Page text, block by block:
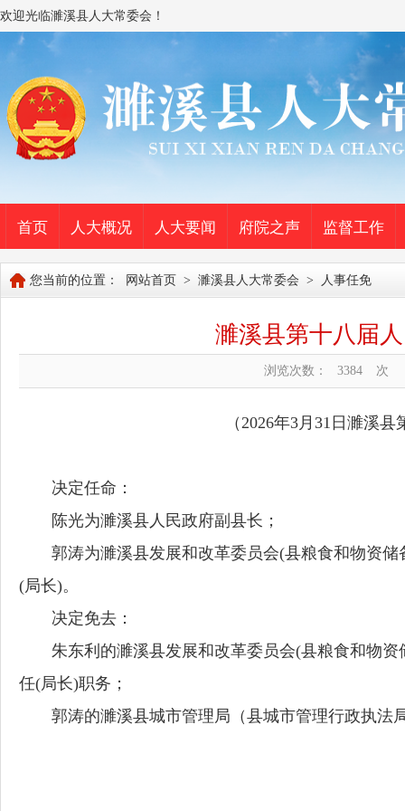
欢迎光临濉溪县人大常委会！
首页 人大概况 人大要闻 府院之声 监督工作
您当前的位置： 网站首页 > 濉溪县人大常委会 > 人事任免
濉溪县第十八届
浏览次数： 3384 次
（2026年3月 31 日 濉溪县
决定任命：
陈光为濉溪县人民政府副县长；
郭涛为濉溪县发展和改革委员会(县粮食和物资储
(局长)。
决定免去：
朱东利的濉溪县发展和改革委员会(县粮食和物资
任(局长)职务；
郭涛的濉溪县城市管理局（县城市管理行政执法